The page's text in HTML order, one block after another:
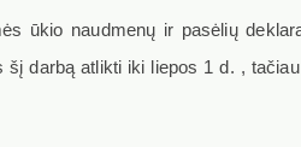
ūkio naudmenų ir pasėlių
šį darbą atlikti iki liepos 1 d. ,